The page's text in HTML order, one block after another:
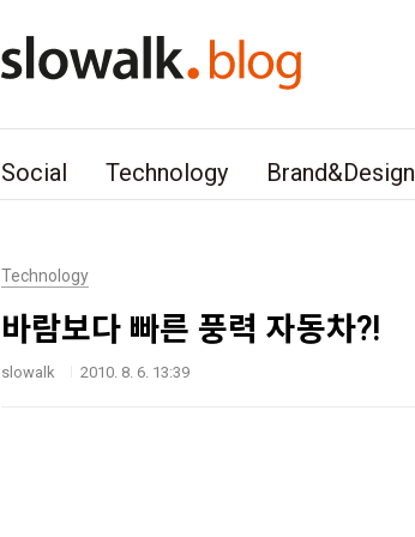
Social Technology Brand&Design
Technology
바람보다 빠른 풍력 자동차?!
slowalk 2010. 8. 6. 13:39